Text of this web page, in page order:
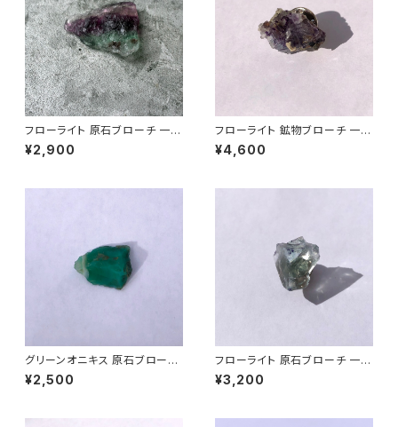
フローライト 原石ブローチ 一点
もの 鉱物 天然石 ハンドメイド
アクセサリー パワーストーン (N
¥2,900
フローライト 鉱物ブローチ 一点
もの 原石 天然石 ハンドメイド
アクセサリー パワーストーン (N
¥4,600
グリーンオニキス 原石ブローチ
一点もの 鉱物 天然石 ハンドメ
イド アクセサリー パワーストー
¥2,500
フローライト 原石ブローチ 一点
もの 鉱物 天然石 ハンドメイド
アクセサリー パワーストーン (N
¥3,200